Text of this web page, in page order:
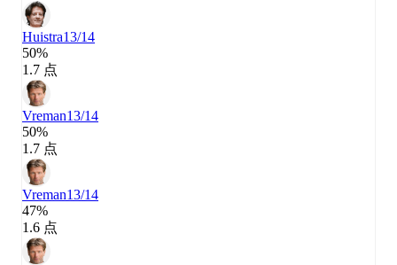
Huistra13/14
50%
1.7 点
Vreman13/14
50%
1.7 点
Vreman13/14
47%
1.6 点